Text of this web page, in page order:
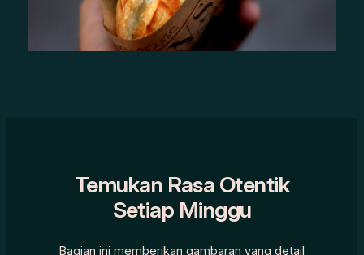
Temukan Rasa Otentik
Setiap Minggu
Bagian ini memberikan gambaran yang detail